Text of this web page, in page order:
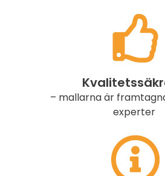
– mallarna är
experter